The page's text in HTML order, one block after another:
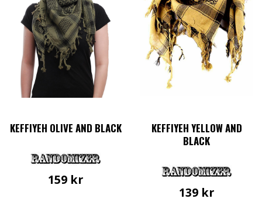
KEFFIYEH OLIVE AND BLACK
159 kr
KEFFIYEH YELLOW AND
BLACK
139 kr